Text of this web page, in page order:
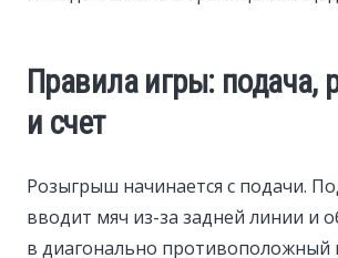
Правила игры: подача,
и счет
Розыгрыш начинается с подачи.
вводит мяч из-за задней линии и
в диагонально противоположный